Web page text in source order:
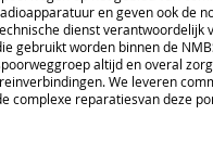
en geven ook de
dienst verantwoordelijk
gebruikt worden binnen de
altijd en overal
We leveren
complexe reparatiesvan deze